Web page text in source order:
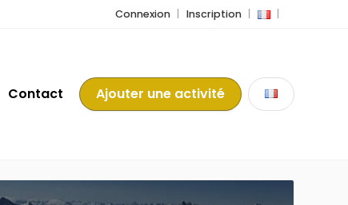
Connexion Inscription
Contact Ajouter une activité